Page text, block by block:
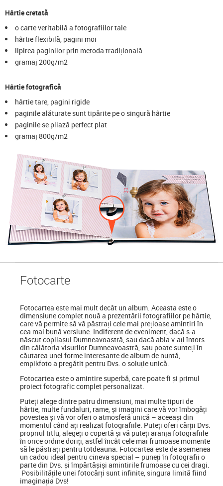
Hârtie cretată
o carte veritabilă a fotografiilor tale
hârtie flexibilă, pagini moi
lipirea paginilor prin metoda tradițională
gramaj 200g/m2
Hârtie fotografică
hârtie tare, pagini rigide
paginile alăturate sunt tipărite pe o singură hârtie
paginile se pliază perfect plat
gramaj 800g/m2
Fotocarte
Fotocartea este mai mult decât un album. Aceasta este o
dimensiune complet nouă a prezentării fotografiilor pe hârtie,
care vă permite să vă păstrați cele mai prețioase amintiri în
cea mai bună versiune. Indiferent de eveniment, dacă s-a
născut copilașul Dumneavoastră, sau dacă abia v-ați întors
din călătoria visurilor Dumneavoastră, sau poate sunteți în
căutarea unei forme interesante de album de nuntă,
empikfoto a pregătit pentru Dvs. o soluție unică.
Fotocartea este o amintire superbă, care poate fi și primul
proiect fotografic complet personalizat.
Puteți alege dintre patru dimensiuni, mai multe tipuri de
hârtie, multe fundaluri, rame, și imagini care vă vor îmbogăți
povestea și vă vor oferi o atmosferă unică – aceeași din
momentul când ați realizat fotografiile. Puteți oferi cărții Dvs.
propriul titlu, alegeți o copertă și vă puteți aranja fotografiile
în orice ordine doriți, astfel încât cele mai frumoase momente
să le păstrați pentru totdeauna. Fotocartea este de asemenea
un cadou ideal pentru cineva special – puneți în fotografii o
parte din Dvs. și împărtășiși amintirile frumoase cu cei dragi.
Posibilitățile unei fotocărți sunt infinite, singura limită fiind
imaginația Dvs!